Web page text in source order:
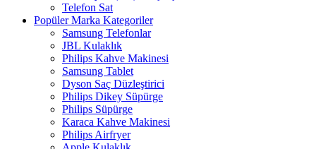
Telefon Sat
Popüler Marka Kategoriler
Samsung Telefonlar
JBL Kulaklık
Philips Kahve Makinesi
Samsung Tablet
Dyson Saç Düzleştirici
Philips Dikey Süpürge
Philips Süpürge
Karaca Kahve Makinesi
Philips Airfryer